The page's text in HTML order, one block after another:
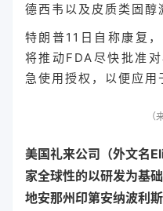
德西韦以及皮质类固醇
特朗普11日自称康复
将推动FDA尽快批准
急使用授权，以便应用
（
美国礼来公司（外文名
家全球性的以研发为基
地安那州印第安纳波利